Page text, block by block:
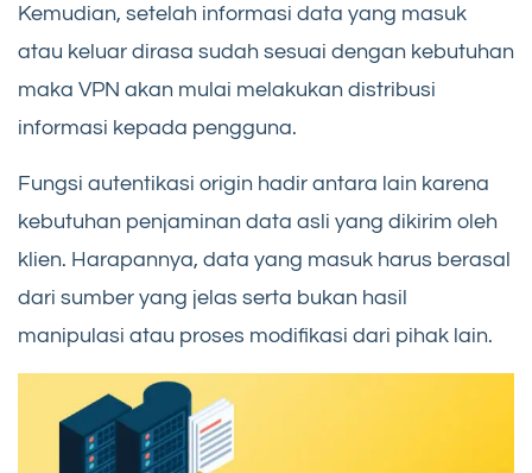
Kemudian, setelah informasi data yang masuk
atau keluar dirasa sudah sesuai dengan kebutuhan
maka VPN akan mulai melakukan distribusi
informasi kepada pengguna.
Fungsi autentikasi origin hadir antara lain karena
kebutuhan penjaminan data asli yang dikirim oleh
klien. Harapannya, data yang masuk harus berasal
dari sumber yang jelas serta bukan hasil
manipulasi atau proses modifikasi dari pihak lain.